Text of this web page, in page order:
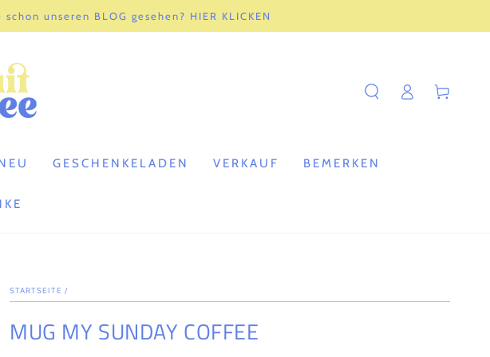
unseren BLOG gesehen? HIER KLICKEN
GESCHENKELADEN VERKAUF BEMERKEN
EinloggenWarenkorb
STARTSEITE /
MUG MY SUNDAY COFFEE